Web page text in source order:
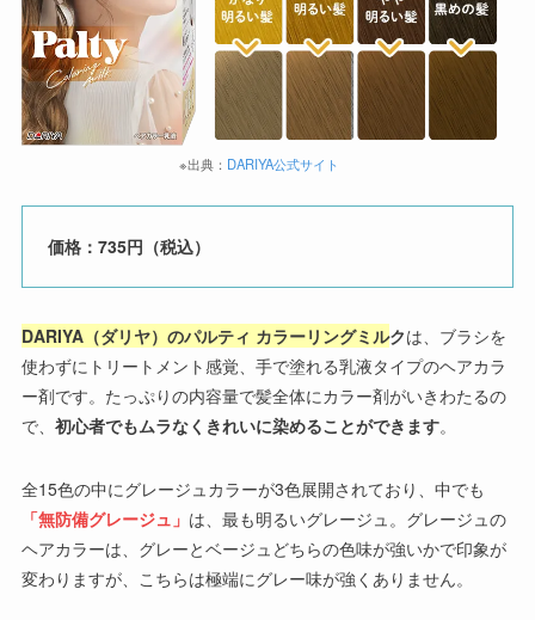
※出典： DARIYA公式サイト
価格：735円（税込）
DARIYA（ダリヤ）のパルティ カラーリングミルクは、ブラシを
使わずにトリートメント感覚、手で塗れる乳液タイプのヘアカラ
ー剤です。たっぷりの内容量で髪全体にカラー剤がいきわたるの
で、 初心者でもムラなくきれいに染めることができます。
全15色の中にグレージュカラーが3色展開されており、中でも
「無防備グレージュ 」 は、最も明るいグレージュ。グレージュの
ヘアカラーは、グレーとベージュどちらの色味が強いかで印象が
変わりますが、こちらは極端にグレー味が強くありません。